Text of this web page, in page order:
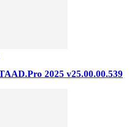
2025 v25.00.00.539